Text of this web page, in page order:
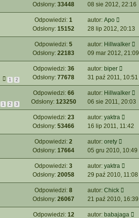
Odsłony: 33448 08 sie 2012, 22:16
Odpowiedzi: 1
Odsłony: 15152
autor: Apo
28 lip 2012, 20:13
Odpowiedzi: 5
Odsłony: 22183
autor: Hillwalker
09 mar 2012, 21:09
1 2
Odpowiedzi: 36
Odsłony: 77678
autor: biper
31 paź 2011, 10:51
1 2 3
Odpowiedzi: 66
Odsłony: 123250
autor: Hillwalker
06 sie 2011, 20:03
Odpowiedzi: 23
Odsłony: 53466
autor: yaktra
16 lip 2011, 11:42
Odpowiedzi: 2
Odsłony: 17664
autor: orety
05 gru 2010, 10:49
Odpowiedzi: 3
Odsłony: 20058
autor: yaktra
29 paź 2010, 11:08
Odpowiedzi: 8
Odsłony: 26067
autor: Chick
21 paź 2010, 16:39
Odpowiedzi: 12 autor: babajaga